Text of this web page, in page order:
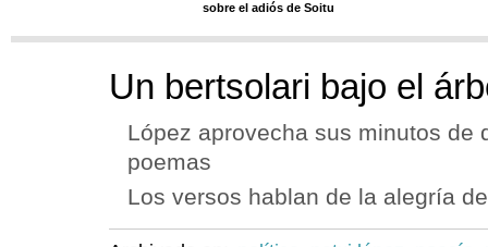
sobre el adiós de Soitu
Un bertsolari bajo el
López aprovecha sus minutos de
poemas
Los versos hablan de la alegría